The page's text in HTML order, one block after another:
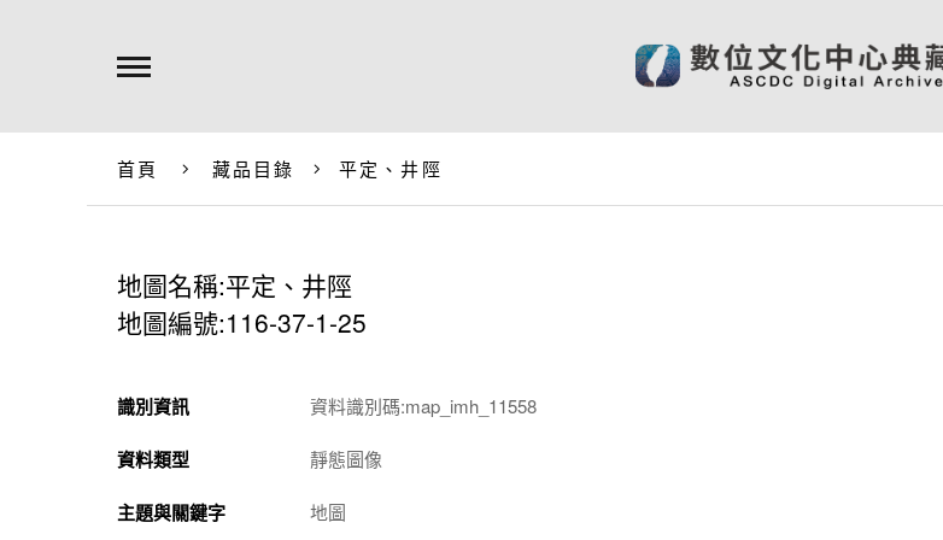
首頁 藏品目錄 平定、井陘
地圖名稱:平定、井陘
地圖編號:116-37-1-25
識別資訊 資料識別碼:map_imh_11558
資料類型 靜態圖像
主題與關鍵字 地圖